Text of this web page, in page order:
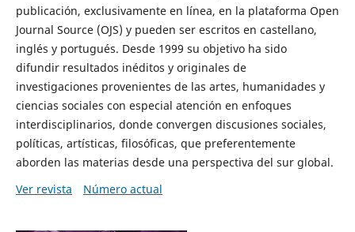
publicación, exclusivamente en línea, en la plataforma Open
Journal Source (OJS) y pueden ser escritos en castellano,
inglés y portugués. Desde 1999 su objetivo ha sido
difundir resultados inéditos y originales de
investigaciones provenientes de las artes, humanidades y
ciencias sociales con especial atención en enfoques
interdisciplinarios, donde convergen discusiones sociales,
políticas, artísticas, filosóficas, que preferentemente
aborden las materias desde una perspectiva del sur global.
Ver revista
Número actual